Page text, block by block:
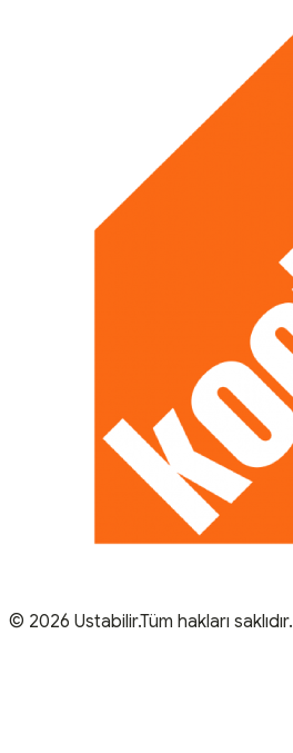
© 2026 Ustabilir.Tüm hakları saklıdır.